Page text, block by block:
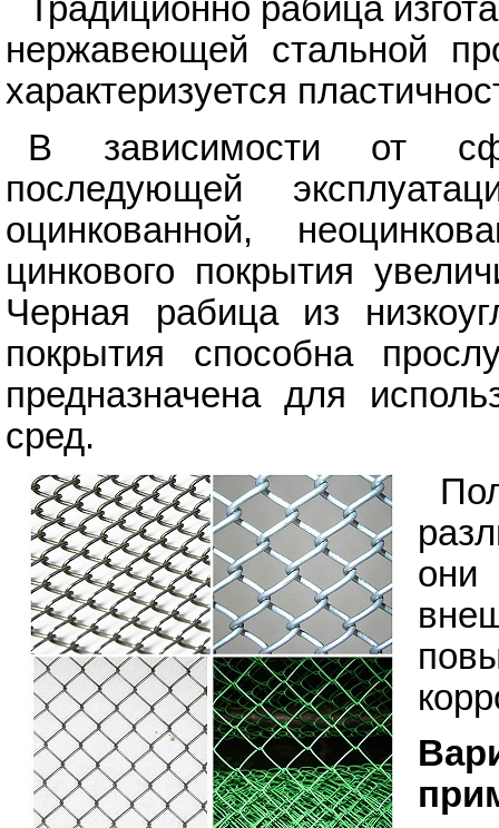
Традиционно рабица
нержавеющей стальной
характеризуется
В зависимости от
последующей
оцинкованной,
цинкового покрытия
Черная рабица из
покрытия способна
предназначена для
сред.